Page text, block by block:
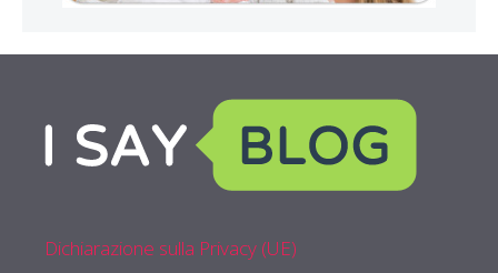
Dichiarazione sulla Privacy (UE)